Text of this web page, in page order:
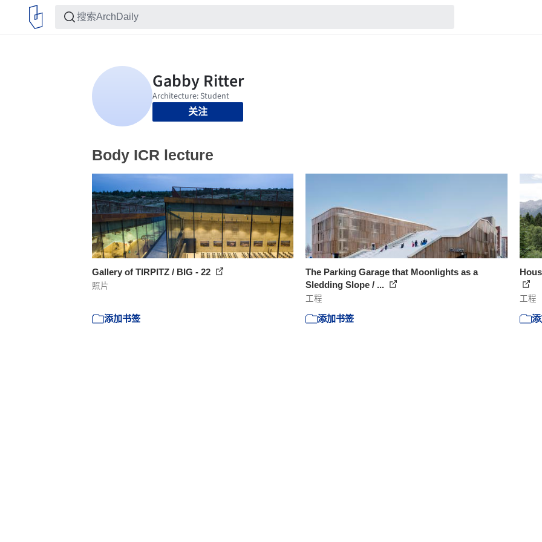
关注
Body ICR lecture
Gallery of TIRPITZ / BIG - 22
照片
添加书签
The Parking Garage that Moonlights as a
Sledding Slope / ...
工程
添加书签
工程